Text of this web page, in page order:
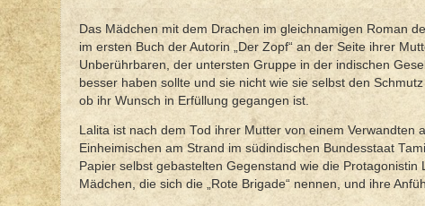
Das Mädchen mit dem Drachen im gleichnamigen Roman
im ersten Buch der Autorin „Der Zopf“ an der Seite ihrer
Unberührbaren, der untersten Gruppe in der indischen
besser haben sollte und sie nicht wie sie selbst den
ob ihr Wunsch in Erfüllung gegangen ist.
Lalita ist nach dem Tod ihrer Mutter von einem
Einheimischen am Strand im südindischen Bundesstaat
Papier selbst gebastelten Gegenstand wie die
Mädchen, die sich die „Rote Brigade“ nennen, und ihre